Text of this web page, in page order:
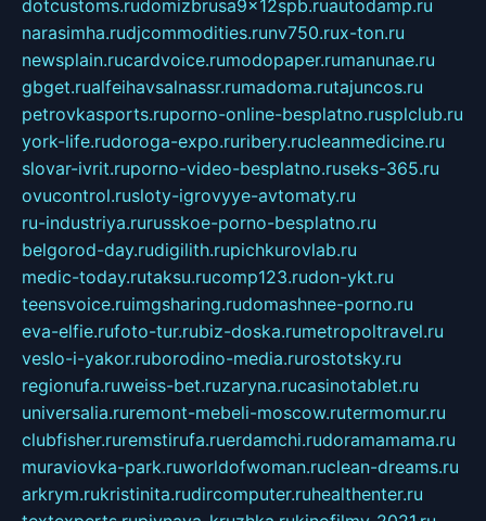
dotcustoms.rudomizbrusa9x12spb.ruautodamp.ru
narasimha.rudjcommodities.runv750.rux-ton.ru
newsplain.rucardvoice.rumodopaper.rumanunae.ru
gbget.rualfeihavsalnassr.rumadoma.rutajuncos.ru
petrovkasports.ruporno-online-besplatno.rusplclub.ru
york-life.rudoroga-expo.ruribery.rucleanmedicine.ru
slovar-ivrit.ruporno-video-besplatno.ruseks-365.ru
ovucontrol.rusloty-igrovyye-avtomaty.ru
ru-industriya.rurusskoe-porno-besplatno.ru
belgorod-day.rudigilith.rupichkurovlab.ru
medic-today.rutaksu.rucomp123.rudon-ykt.ru
teensvoice.ruimgsharing.rudomashnee-porno.ru
eva-elfie.rufoto-tur.rubiz-doska.rumetropoltravel.ru
veslo-i-yakor.ruborodino-media.rurostotsky.ru
regionufa.ruweiss-bet.ruzaryna.rucasinotablet.ru
universalia.ruremont-mebeli-moscow.rutermomur.ru
clubfisher.ruremstirufa.ruerdamchi.rudoramamama.ru
muraviovka-park.ruworldofwoman.ruclean-dreams.ru
arkrym.rukristinita.rudircomputer.ruhealthenter.ru